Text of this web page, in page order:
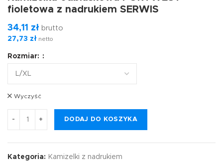
fioletowa z nadrukiem SERWIS
34,11 zł brutto
27,73 zł netto
Rozmiar:
Wyczyść
DODAJ DO KOSZYKA
Kategoria: Kamizelki z nadrukiem